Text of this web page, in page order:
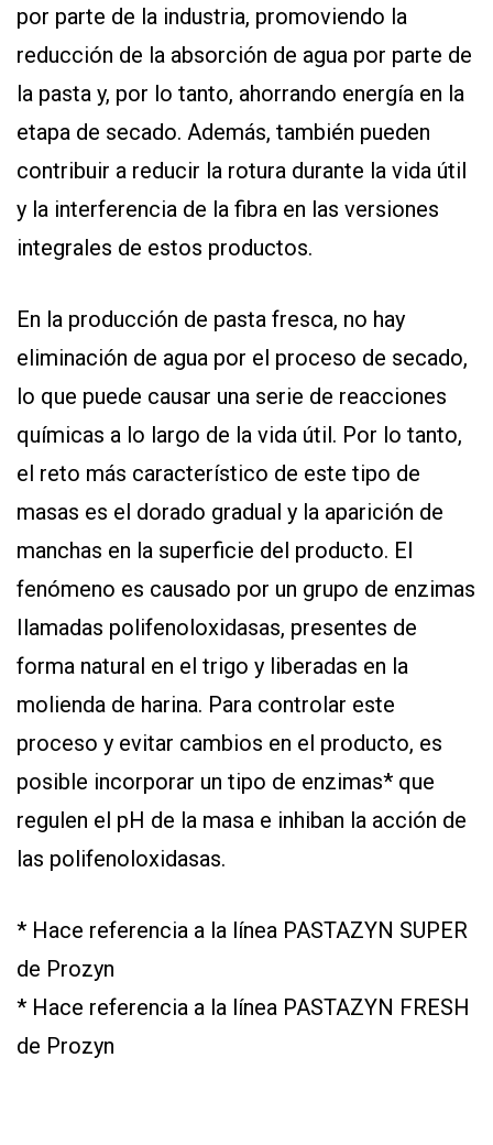
por parte de la industria, promoviendo la
reducción de la absorción de agua por parte de
la pasta y, por lo tanto, ahorrando energía en la
etapa de secado. Además, también pueden
contribuir a reducir la rotura durante la vida útil
y la interferencia de la fibra en las versiones
integrales de estos productos.
En la producción de pasta fresca, no hay
eliminación de agua por el proceso de secado,
lo que puede causar una serie de reacciones
químicas a lo largo de la vida útil. Por lo tanto,
el reto más característico de este tipo de
masas es el dorado gradual y la aparición de
manchas en la superficie del producto. El
fenómeno es causado por un grupo de enzimas
Ilamadas polifenoloxidasas, presentes de
forma natural en el trigo y liberadas en la
molienda de harina. Para controlar este
proceso y evitar cambios en el producto, es
posible incorporar un tipo de enzimas* que
regulen el pH de la masa e inhiban la acción de
las polifenoloxidasas.
* Hace referencia a la línea PASTAZYN SUPER
de Prozyn
* Hace referencia a la línea PASTAZYN FRESH
de Prozyn